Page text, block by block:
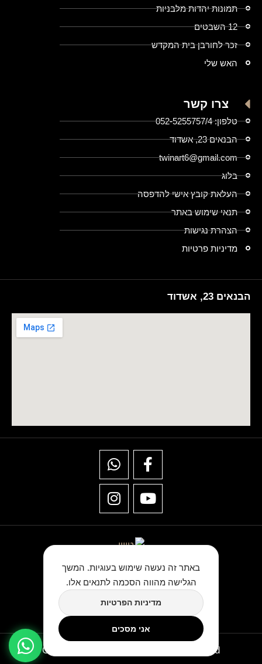
תמונות יהדות מלבניות
12 השבטים
זכר לחורבן בית המקדש
האש שלי
צרו קשר
טלפון: 052-5255757/4
הבנאים 23, אשדוד
twinart6@gmail.com
בלוג
העלאת קובץ אישי להדפסה
תנאי שימוש באתר
הצהרת נגישות
מדיניות פרטיות
הבנאים 23, אשדוד
★★★★★
כתבו לנו ביקורת בגוגל
Copyright © TwinArt All Rights Reserved
באתר זה נעשה שימוש בעוגיות. המשך
הגלישה מהווה הסכמה לתנאים אלו.
מדיניות הפרטיות
אני מסכים